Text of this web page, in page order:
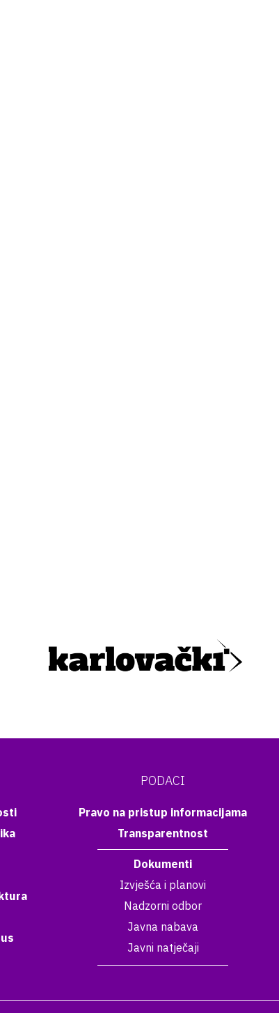
PODACI
Pravo na pristup informacijama
Transparentnost
Dokumenti
Izvješća i planovi
Nadzorni odbor
Javna nabava
Javni natječaji